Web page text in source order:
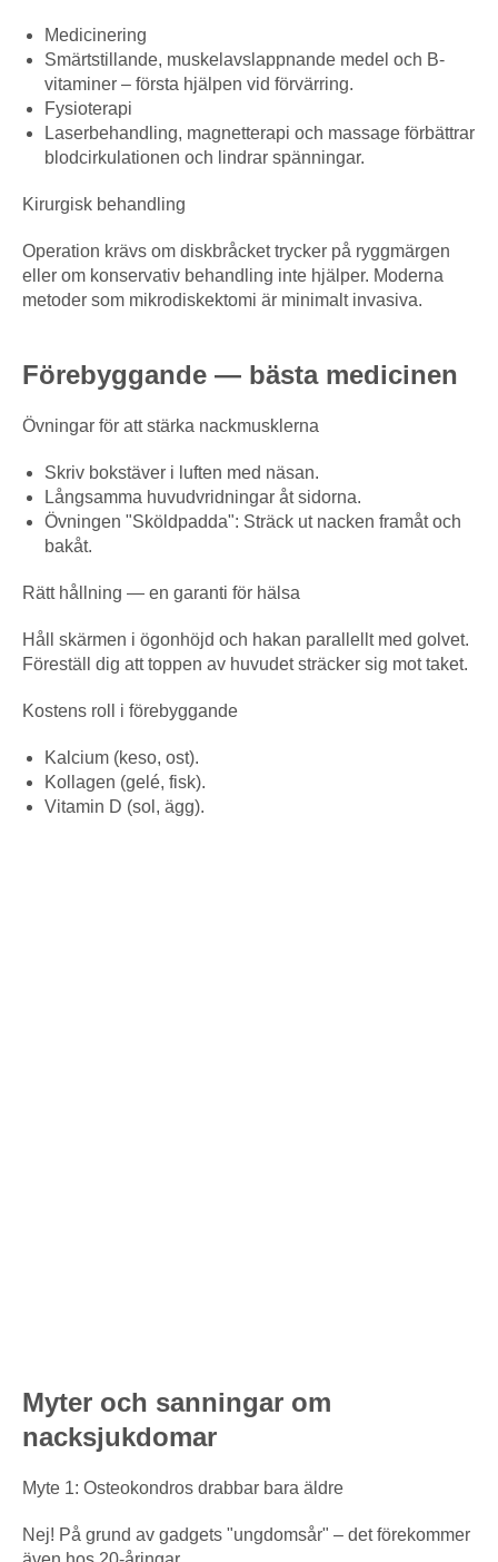
Medicinering
Smärtstillande, muskelavslappnande medel och B-
vitaminer – första hjälpen vid förvärring.
Fysioterapi
Laserbehandling, magnetterapi och massage förbättrar
blodcirkulationen och lindrar spänningar.
Kirurgisk behandling
Operation krävs om diskbråcket trycker på ryggmärgen
eller om konservativ behandling inte hjälper. Moderna
metoder som mikrodiskektomi är minimalt invasiva.
Förebyggande — bästa medicinen
Övningar för att stärka nackmusklerna
Skriv bokstäver i luften med näsan.
Långsamma huvudvridningar åt sidorna.
Övningen "Sköldpadda": Sträck ut nacken framåt och
bakåt.
Rätt hållning — en garanti för hälsa
Håll skärmen i ögonhöjd och hakan parallellt med golvet.
Föreställ dig att toppen av huvudet sträcker sig mot taket.
Kostens roll i förebyggande
Kalcium (keso, ost).
Kollagen (gelé, fisk).
Vitamin D (sol, ägg).
Myter och sanningar om
nacksjukdomar
Myte 1: Osteokondros drabbar bara äldre
Nej! På grund av gadgets "ungdomsår" – det förekommer